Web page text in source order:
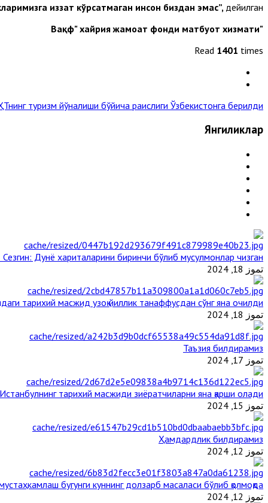
иззат кўрсатмаган инсон биздан эмас”, дейилган.
"Вақф" хайрия жамоат фонди матбуот хизмати
Read 1401 times
туризм йўналиши бўйича раислиги Ўзбекистонга берилди »
Янгиликлар
Дунё хариталарини биринчи бўлиб мусулмонлар чизган
تموز 18, 2024
тарихий масжид узоқ йиллик танаффусдан сўнг яна очилди
تموز 18, 2024
Таъзия билдирамиз
تموز 17, 2024
Истанбулнинг тарихий масжиди зиёратчиларни яна қарши олади
تموز 15, 2024
Ҳамдардлик билдирамиз
تموز 12, 2024
бугунги куннинг долзарб масаласи бўлиб қолмоқда
تموز 12, 2024